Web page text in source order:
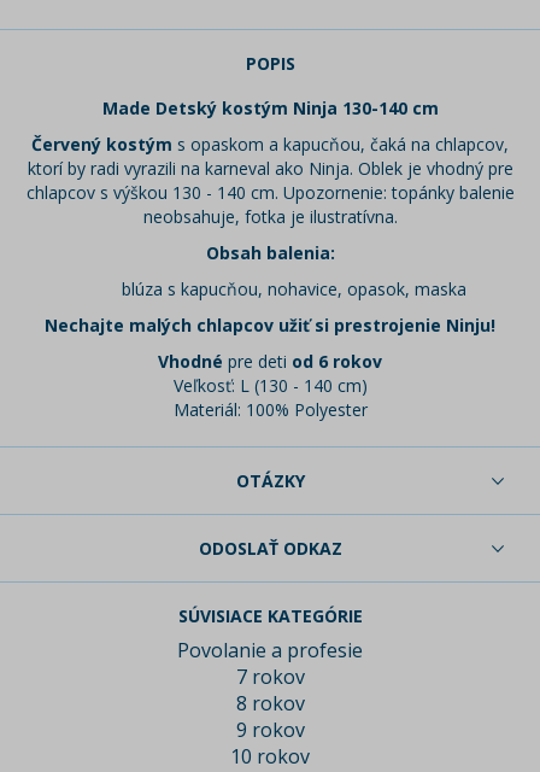
POPIS
Made Detský kostým Ninja 130-140 cm
Červený kostým s opaskom a kapucňou, čaká na chlapcov,
ktorí by radi vyrazili na karneval ako Ninja. Oblek je vhodný pre
chlapcov s výškou 130 - 140 cm. Upozornenie: topánky balenie
neobsahuje, fotka je ilustratívna.
Obsah balenia:
blúza s kapucňou, nohavice, opasok, maska
Nechajte malých chlapcov užiť si prestrojenie Ninju!
Vhodné pre deti od 6 rokov
Veľkosť: L (130 - 140 cm)
Materiál: 100% Polyester
OTÁZKY
ODOSLAŤ ODKAZ
SÚVISIACE KATEGÓRIE
Povolanie a profesie
7 rokov
8 rokov
9 rokov
10 rokov